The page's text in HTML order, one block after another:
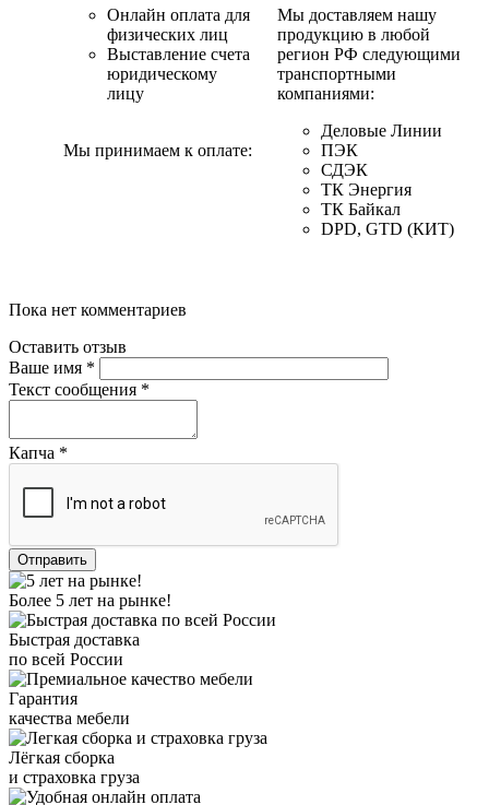
Онлайн оплата для
физических лиц
Выставление счета
юридическому
лицу
Мы принимаем к оплате:
Мы доставляем нашу
продукцию в любой
регион РФ следующими
транспортными
компаниями:
Деловые Линии
ПЭК
СДЭК
ТК Энергия
ТК Байкал
DPD, GTD (КИТ)
Пока нет комментариев
Оставить отзыв
Ваше имя *
Текст сообщения *
Капча *
Более 5 лет на рынке!
Быстрая доставка
по всей России
Гарантия
качества мебели
Лёгкая сборка
и страховка груза